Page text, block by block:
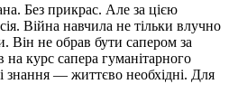
Без прикрас. Але за цією
Війна навчила не тільки влучно
Він не обрав бути сапером за
курс сапера гуманітарного
знання — життєво необхідні. Для